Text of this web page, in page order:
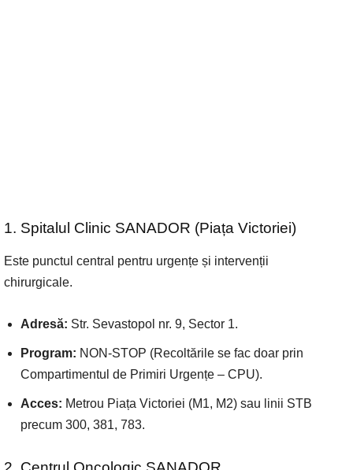
1. Spitalul Clinic SANADOR (Piața Victoriei)
Este punctul central pentru urgențe și intervenții
chirurgicale.
Adresă: Str. Sevastopol nr. 9, Sector 1.
Program: NON-STOP (Recoltările se fac doar prin
Compartimentul de Primiri Urgențe – CPU).
Acces: Metrou Piața Victoriei (M1, M2) sau linii STB
precum 300, 381, 783.